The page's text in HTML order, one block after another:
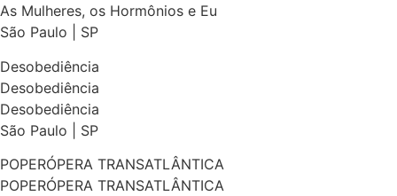
As Mulheres, os Hormônios e Eu
São Paulo | SP
Desobediência
Desobediência
Desobediência
São Paulo | SP
POPERÓPERA TRANSATLÂNTICA
POPERÓPERA TRANSATLÂNTICA